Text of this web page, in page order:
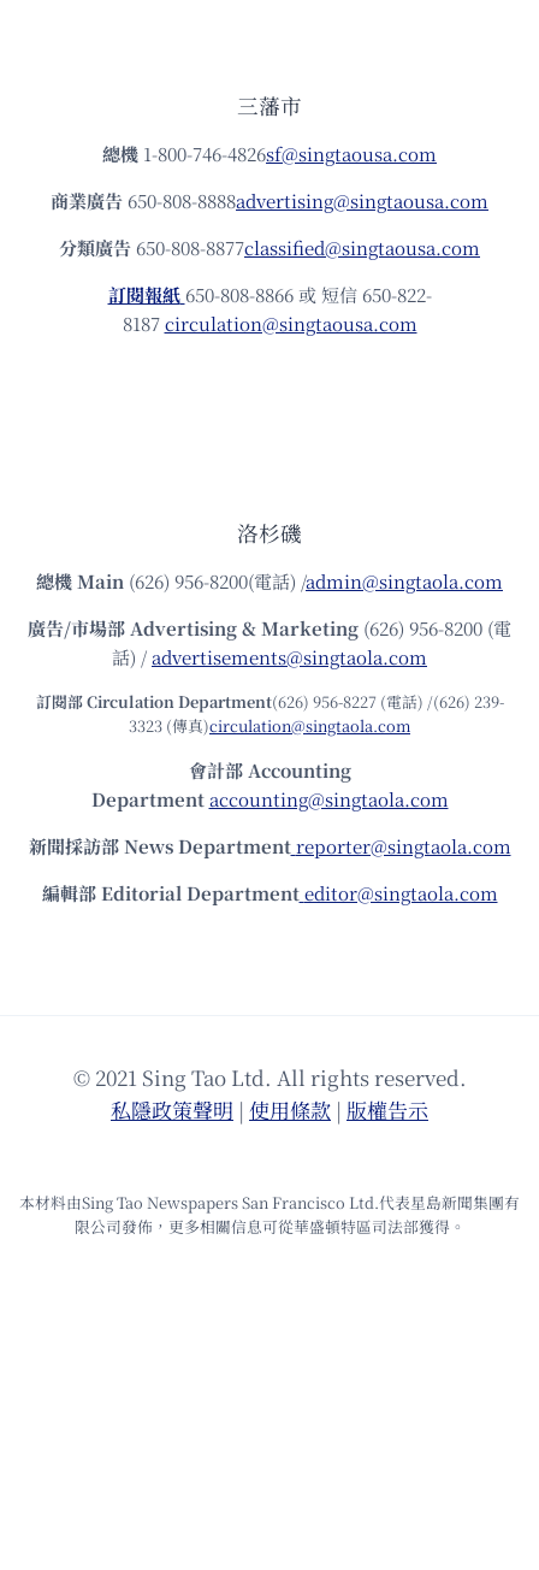
三藩市
總機 1-800-746-4826sf@singtaousa.com
商業廣告 650-808-8888advertising@singtaousa.com
分類廣告 650-808-8877classified@singtaousa.com
訂閱報紙 650-808-8866 或 短信 650-822-
8187circulation@singtaousa.com
洛杉磯
總機Main (626) 956-8200(電話) /admin@singtaola.com
廣告/市場部Advertising & Marketing (626) 956-8200 (電
話) /advertisements@singtaola.com
訂閱部 Circulation Department(626) 956-8227 (電話) /(626) 239-
3323 (傳真)circulation@singtaola.com
會計部 Accounting
Department accounting@singtaola.com
新聞採訪部 News Department reporter@singtaola.com
編輯部 Editorial Department editor@singtaola.com
© 2021 Sing Tao Ltd. All rights reserved.
私隱政策聲明 | 使⽤條款 | 版權告⽰
本材料由Sing Tao Newspapers San Francisco Ltd.代表星島新聞集團有
限公司發佈，更多相關信息可從華盛頓特區司法部獲得。